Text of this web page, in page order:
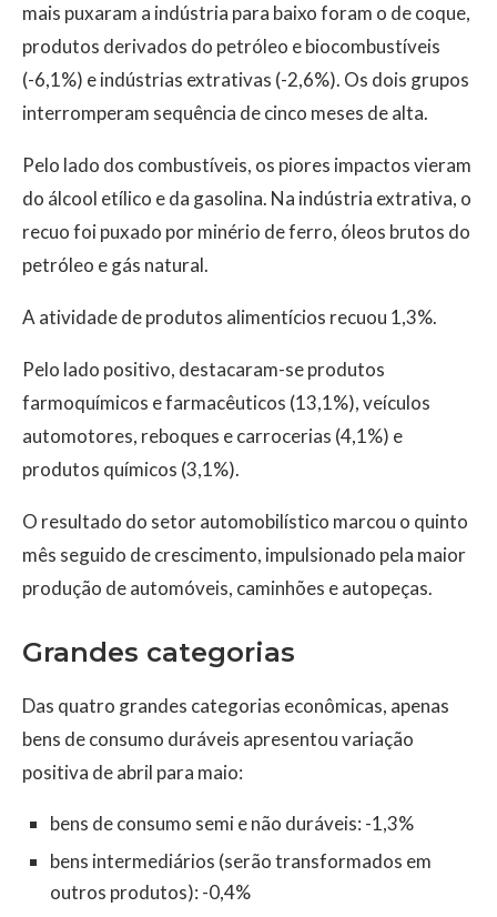
mais puxaram a indústria para baixo foram o de coque,
produtos derivados do petróleo e biocombustíveis
(-6,1%) e indústrias extrativas (-2,6%). Os dois grupos
interromperam sequência de cinco meses de alta.
Pelo lado dos combustíveis, os piores impactos vieram
do álcool etílico e da gasolina. Na indústria extrativa, o
recuo foi puxado por minério de ferro, óleos brutos do
petróleo e gás natural.
A atividade de produtos alimentícios recuou 1,3%.
Pelo lado positivo, destacaram-se produtos
farmoquímicos e farmacêuticos (13,1%), veículos
automotores, reboques e carrocerias (4,1%) e
produtos químicos (3,1%).
O resultado do setor automobilístico marcou o quinto
mês seguido de crescimento, impulsionado pela maior
produção de automóveis, caminhões e autopeças.
Grandes categorias
Das quatro grandes categorias econômicas, apenas
bens de consumo duráveis apresentou variação
positiva de abril para maio:
bens de consumo semi e não duráveis: -1,3%
bens intermediários (serão transformados em
outros produtos): -0,4%